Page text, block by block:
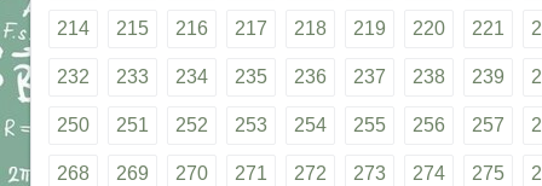
214 215 216 217 218 219 220 221
232 233 234 235 236 237 238 239
250 251 252 253 254 255 256 257
268 269 270 271 272 273 274 275